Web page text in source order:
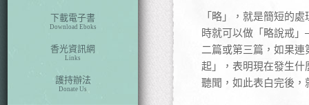
下載電子書
Download Eboks
香光資訊網
Links
護持辦法
Donate Us
「略」，就是簡短的
時就可以做「略說戒
二篇或第三篇，如果
起」，表明現在發生
聽聞，如此表白完後